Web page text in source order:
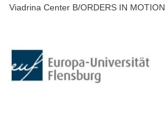
Viadrina Center B/ORDERS IN MOTION